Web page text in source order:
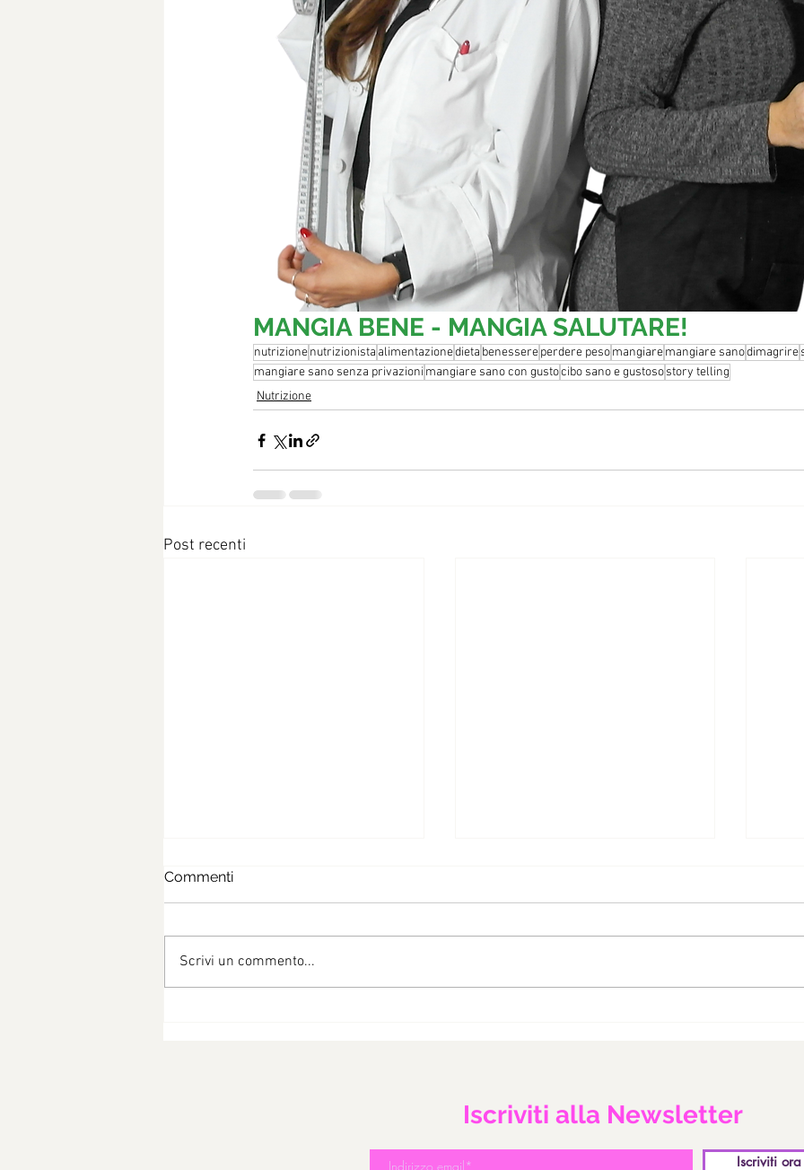
MANGIA BENE - MANGIA SALUTARE!
nutrizionenutrizionista alimentazionedieta benessereperdere pesomangiaremangiare sanodimagrire
mangiare sano senza privazioni mangiare sano con gustocibo sano e gustosostory telling
Nutrizione
Post recenti
Commenti
Scrivi un commento...
Iscriviti alla Newsletter
Iscriviti ora